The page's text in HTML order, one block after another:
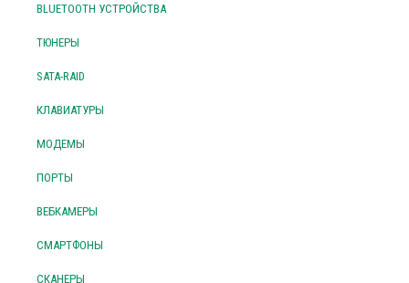
BLUETOOTH УСТРОЙСТВА
ТЮНЕРЫ
SATA-RAID
КЛАВИАТУРЫ
МОДЕМЫ
ПОРТЫ
ВЕБКАМЕРЫ
СМАРТФОНЫ
СКАНЕРЫ